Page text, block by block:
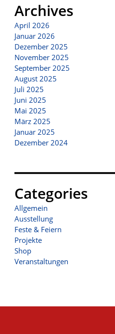
Archives
April 2026
Januar 2026
Dezember 2025
November 2025
September 2025
August 2025
Juli 2025
Juni 2025
Mai 2025
März 2025
Januar 2025
Dezember 2024
Categories
Allgemein
Ausstellung
Feste & Feiern
Projekte
Shop
Veranstaltungen